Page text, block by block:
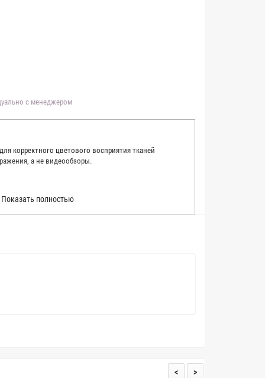
с менеджером
корректного цветового восприятия тканей
а не видеообзоры.
описать цвет каждой ткани из нашего каталога.
ткань в естественном свете, стараемся
условия и описания. Но несмотря на наши
Показать полностью
< >